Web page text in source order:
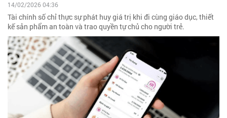
14/02/2026 04:36
Tài chính số chỉ thực sự phát huy giá trị khi đi cùng giáo dục, thiết
kế sản phẩm an toàn và trao quyền tự chủ cho người trẻ.